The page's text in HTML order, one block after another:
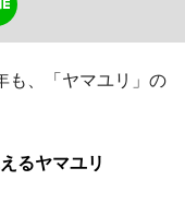
も、「ヤマユリ」の
るヤマユリ